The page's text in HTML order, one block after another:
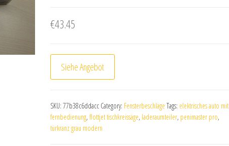
€43.45
Siehe Angebot
SKU: 77b38c6ddacc Category: Fensterbeschläge Tags: elektrisches auto mit
fernbedienung, flottjet tischkreissäge, laderaumteiler, penimaster pro,
türkranz grau modern